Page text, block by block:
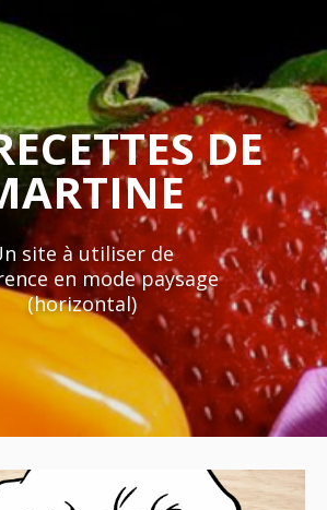
DE
site à utiliser de
en mode paysage
(horizontal)